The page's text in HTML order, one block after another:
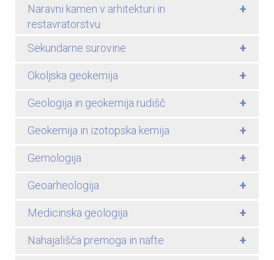
Naravni kamen v arhitekturi in
restavratorstvu
+
Sekundarne surovine +
Okoljska geokemija +
Geologija in geokemija rudišč +
Geokemija in izotopska kemija +
Gemologija +
Geoarheologija +
Medicinska geologija +
Nahajališča premoga in nafte +